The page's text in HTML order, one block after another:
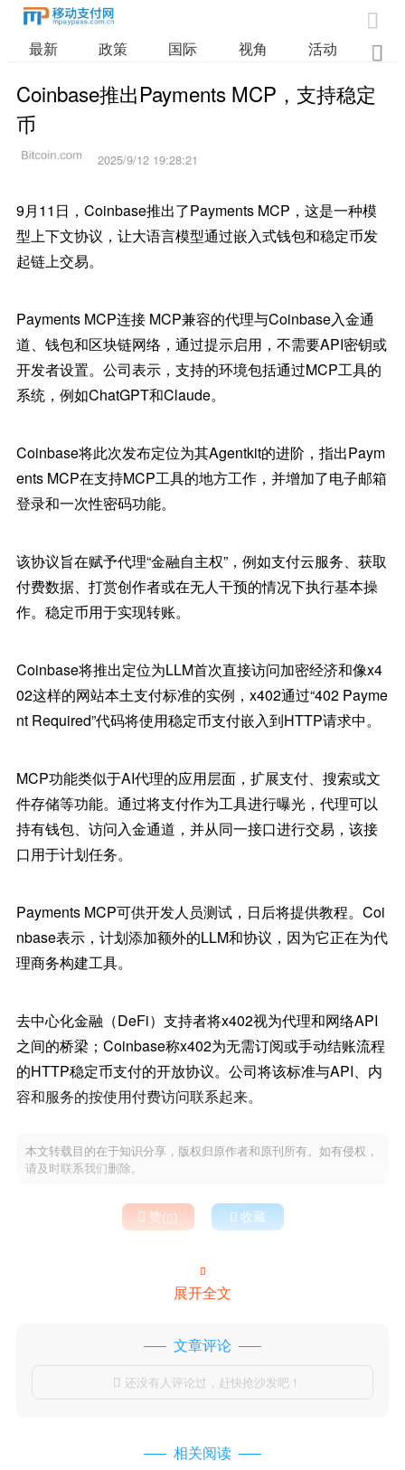

最新 政策 国际 视角 活动 业

Coinbase推出Payments MCP，支持稳定
币
2025/9/12 19:28:21
9月11日，Coinbase推出了Payments MCP，这是一种模
型上下文协议，让大语言模型通过嵌入式钱包和稳定币发
起链上交易。
Payments MCP连接 MCP兼容的代理与Coinbase入金通
道、钱包和区块链网络，通过提示启用，不需要API密钥或
开发者设置。公司表示，支持的环境包括通过MCP工具的
系统，例如ChatGPT和Claude。
Coinbase将此次发布定位为其Agentkit的进阶，指出Paym
ents MCP在支持MCP工具的地方工作，并增加了电子邮箱
登录和一次性密码功能。
该协议旨在赋予代理“金融自主权”，例如支付云服务、获取
付费数据、打赏创作者或在无人干预的情况下执行基本操
作。稳定币用于实现转账。
Coinbase将推出定位为LLM首次直接访问加密经济和像x4
02这样的网站本土支付标准的实例，x402通过“402 Payme
nt Required”代码将使用稳定币支付嵌入到HTTP请求中。
MCP功能类似于AI代理的应用层面，扩展支付、搜索或文
件存储等功能。通过将支付作为工具进行曝光，代理可以
持有钱包、访问入金通道，并从同一接口进行交易，该接
口用于计划任务。
Payments MCP可供开发人员测试，日后将提供教程。Coi
nbase表示，计划添加额外的LLM和协议，因为它正在为代
理商务构建工具。
去中心化金融（DeFi）支持者将x402视为代理和网络API
之间的桥梁；Coinbase称x402为无需订阅或手动结账流程
的HTTP稳定币支付的开放协议。公司将该标准与API、内
容和服务的按使用付费访问联系起来。
本文转载目的在于知识分享，版权归原作者和原刊所有。如有侵权，
请及时联系我们删除。
 赞()  收藏

展开全文
文章评论
 还没有人评论过，赶快抢沙发吧！
相关阅读